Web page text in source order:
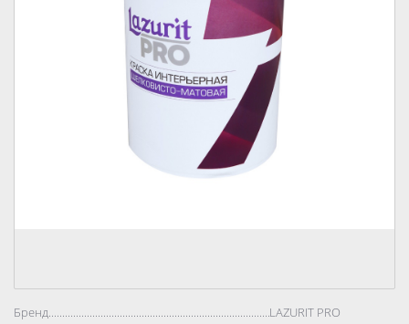
Бренд..................................................................................LAZURIT PRO